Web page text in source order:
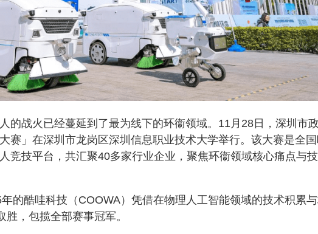
的战火已经蔓延到了最为线下的环衞领域。11月28日，深圳市
赛」在深圳市龙岗区深圳信息职业技术大学举行。该大赛是全
竞技平台，共汇聚40多家行业企业，聚焦环衞领域核心痛点与
的酷哇科技（COOWA）凭借在物理人工智能领域的技术积累
，包揽全部赛事冠军。